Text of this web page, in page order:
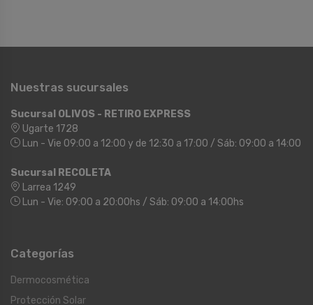
Nuestras sucursales
Sucursal OLIVOS - RETIRO EXPRESS
Ugarte 1728
Lun - Vie 09:00 a 12:00 y de 12:30 a 17:00 / Sáb: 09:00 a 14:00
Sucursal RECOLETA
Larrea 1249
Lun - Vie: 09:00 a 20:00hs / Sáb: 09:00 a 14:00hs
Categorías
Dermocosmética
Protección Solar